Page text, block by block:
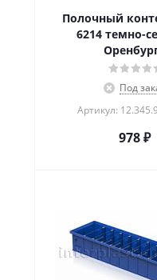
Полочный
6214 темно-
Под
Артикул:
978₽